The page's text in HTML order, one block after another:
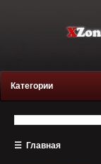
Категории
☰ Главная